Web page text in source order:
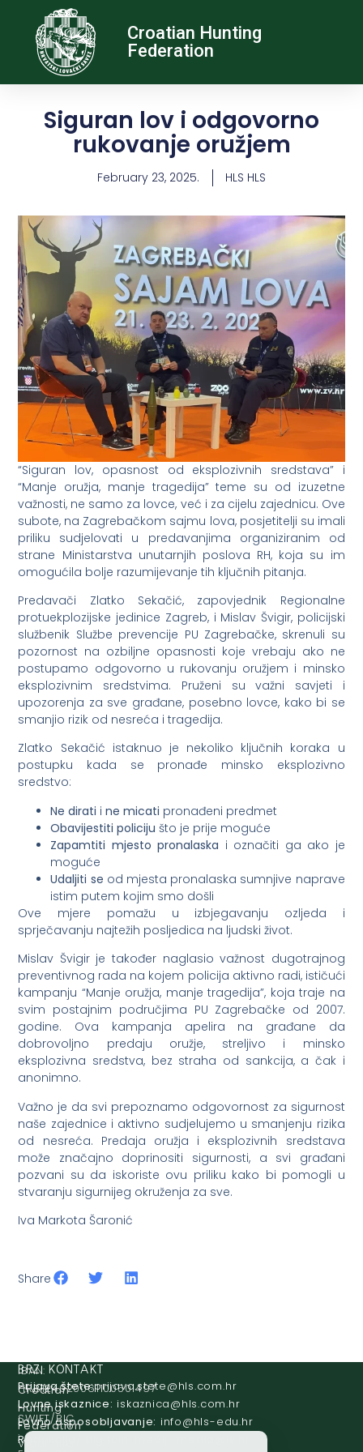
Croatian Hunting
Federation
Siguran lov i odgovorno
rukovanje oružjem
February 23, 2025. HLS HLS
“Siguran lov, opasnost od eksplozivnih sredstava” i
“Manje oružja, manje tragedija” teme su od izuzetne
važnosti, ne samo za lovce, već i za cijelu zajednicu. Ove
subote, na Zagrebačkom sajmu lova, posjetitelji su imali
priliku sudjelovati u predavanjima organiziranim od
strane Ministarstva unutarnjih poslova RH, koja su im
omogućila bolje razumijevanje tih ključnih pitanja.
Predavači Zlatko Sekačić, zapovjednik Regionalne
protuekplozijske jedinice Zagreb, i Mislav Švigir, policijski
službenik Službe prevencije PU Zagrebačke, skrenuli su
pozornost na ozbiljne opasnosti koje vrebaju ako ne
postupamo odgovorno u rukovanju oružjem i minsko
eksplozivnim sredstvima. Pruženi su važni savjeti i
upozorenja za sve građane, posebno lovce, kako bi se
smanjio rizik od nesreća i tragedija.
Zlatko Sekačić istaknuo je nekoliko ključnih koraka u
postupku kada se pronađe minsko eksplozivno
sredstvo:
Ne dirati ine micati pronađeni predmet
Obavijestiti policiju što je prije moguće
Zapamtiti mjesto pronalaska i označiti ga ako je
moguće
Udaljiti se od mjesta pronalaska sumnjive naprave
istim putem kojim smo došli
Ove mjere pomažu u izbjegavanju ozljeda i
sprječavanju najtežih posljedica na ljudski život.
Mislav Švigir je također naglasio važnost dugotrajnog
preventivnog rada na kojem policija aktivno radi, ističući
kampanju “Manje oružja, manje tragedija”, koja traje na
svim postajnim područjima PU Zagrebačke od 2007.
godine. Ova kampanja apelira na građane da
dobrovoljno predaju oružje, streljivo i minsko
eksplozivna sredstva, bez straha od sankcija, a čak i
anonimno.
Važno je da svi prepoznamo odgovornost za sigurnost
naše zajednice i aktivno sudjelujemo u smanjenju rizika
od nesreća. Predaja oružja i eksplozivnih sredstava
može značajno doprinositi sigurnosti, a svi građani
pozvani su da iskoriste ovu priliku kako bi pomogli u
stvaranju sigurnijeg okruženja za sve.
Iva Markota Šaronić
Share
Croatian
Hunting
Federation
Vladimira
IBAN:
HR8124020061100501497
SWIFT/BIC
:
BRZI KONTAKT
Prijava štete: rh.moc.slh
@etets.avajirp
Lovne iskaznice:
rh.moc.slh
@acinzaksi
Lovno osposobljavanje:
rh.ude-slh
@ofni
Redakcija/ digitalni mediji: